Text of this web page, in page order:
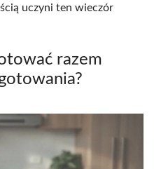
uczyni ten wieczór
razem